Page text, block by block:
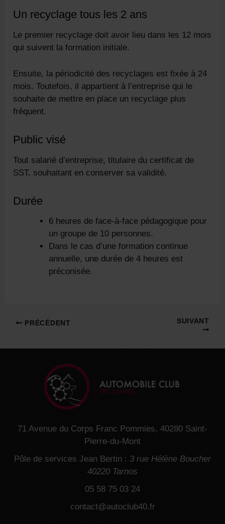
Un recyclage tous les 2 ans
Le premier recyclage doit avoir lieu dans les 12 mois
qui suivent la formation initiale.
Ensuite, la périodicité des recyclages est fixée à 24
mois. Toutefois, il appartient à l’entreprise qui le
souhaite de mettre en place un recyclage plus
fréquent.
Public visé
Tout salarié d’entreprise, titulaire du certificat de
SST, souhaitant en conserver sa validité.
Durée
6 heures de face-à-face pédagogique pour
un groupe de 10 personnes.
Dans le cas d’une formation continue
annuelle, une durée de 4 heures est
préconisée.
Navigation
articles
PRÉCÉDENT SUIVANT
71 Avenue du Corps Franc Pommies, 40280 Saint-
Pierre-du-Mont
Pôle de services Jean Bertin : 3 rue Hélène Boucher
40220 Tarnos
05 58 75 03 24
contact@autoclub40.fr